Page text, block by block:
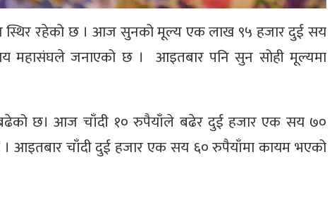
स्थिर रहेको छ । आज सुनको मूल्य एक लाख ९५ हजार दुई सय
महासंघले जनाएको छ । आइतबार पनि सुन सोही मूल्यमा
छ। आज चाँदी १० रुपैयाँले बढेर दुई हजार एक सय ७०
आइतबार चाँदी दुई हजार एक सय ६० रुपैयाँमा कायम भएको